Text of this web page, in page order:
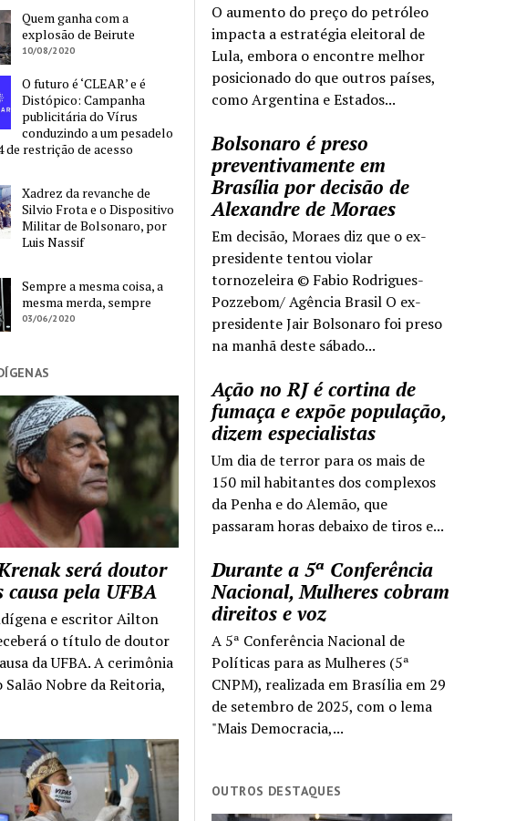
O aumento do preço do petróleo
impacta a estratégia eleitoral de
Lula, embora o encontre melhor
posicionado do que outros países,
como Argentina e Estados...
Bolsonaro é preso
preventivamente em
Brasília por decisão de
Alexandre de Moraes
Em decisão, Moraes diz que o ex-
presidente tentou violar
tornozeleira © Fabio Rodrigues-
Pozzebom/ Agência Brasil O ex-
presidente Jair Bolsonaro foi preso
na manhã deste sábado...
Ação no RJ é cortina de
fumaça e expõe população,
dizem especialistas
Um dia de terror para os mais de
150 mil habitantes dos complexos
da Penha e do Alemão, que
passaram horas debaixo de tiros e...
Durante a 5ª Conferência
Nacional, Mulheres cobram
direitos e voz
A 5ª Conferência Nacional de
Políticas para as Mulheres (5ª
CNPM), realizada em Brasília em 29
de setembro de 2025, com o lema
"Mais Democracia,...
OUTROS DESTAQUES
Quem ganha com a
explosão de Beirute
10/08/2020
O futuro é ‘CLEAR’ e é
Distópico: Campanha
publicitária do Vírus
conduzindo a um pesadelo
de restrição de acesso
Xadrez da revanche de
Silvio Frota e o Dispositivo
Militar de Bolsonaro, por
Luis Nassif
Sempre a mesma coisa, a
mesma merda, sempre
03/06/2020
será doutor
causa pela UFBA
e escritor Ailton
o título de doutor
da UFBA. A cerimônia
Nobre da Reitoria,